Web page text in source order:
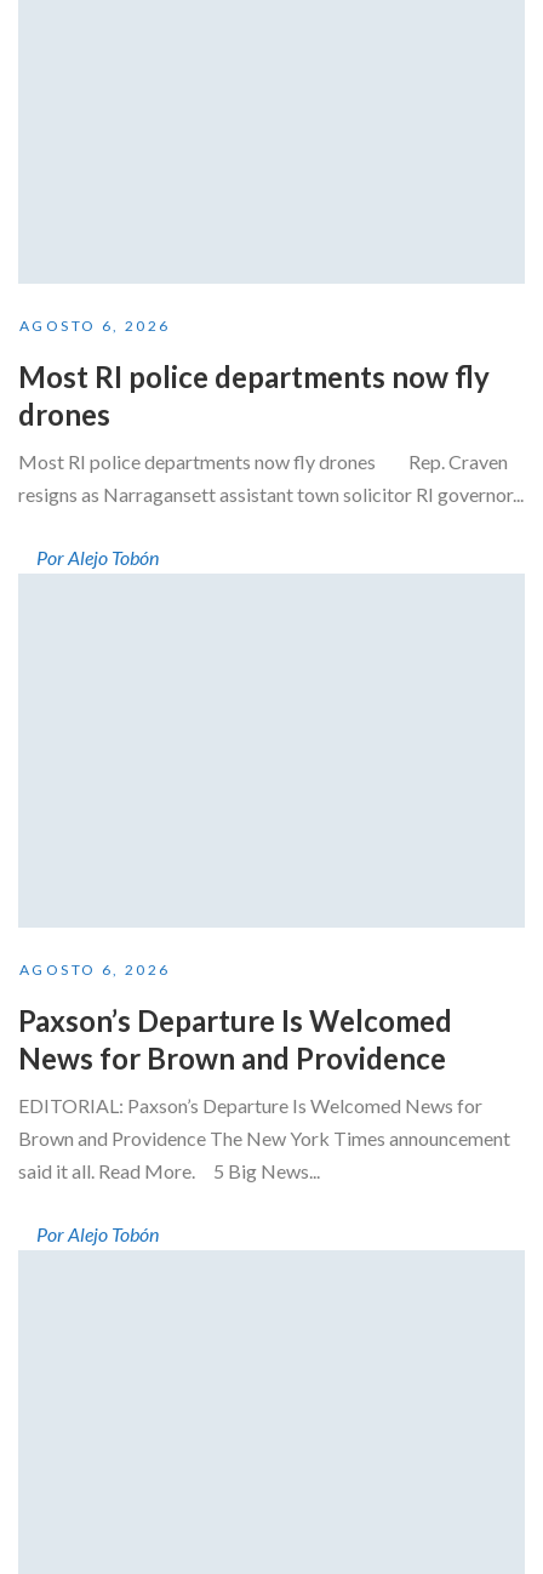
AGOSTO 6, 2026
Most RI police departments now fly
drones
Most RI police departments now fly drones Rep. Craven
resigns as Narragansett assistant town solicitor RI governor...
Por Alejo Tobón
AGOSTO 6, 2026
Paxson’s Departure Is Welcomed
News for Brown and Providence
EDITORIAL: Paxson’s Departure Is Welcomed News for
Brown and Providence The New York Times announcement
said it all. Read More. 5 Big News...
Por Alejo Tobón